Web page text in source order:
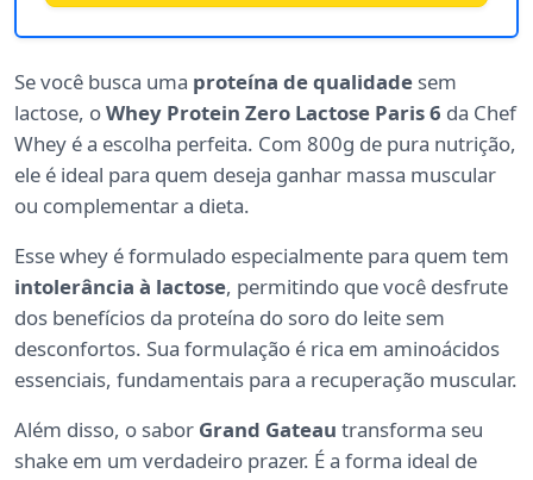
Se você busca uma proteína de qualidade sem
lactose, oWhey Protein Zero Lactose Paris 6 da Chef
Whey é a escolha perfeita. Com 800g de pura nutrição,
ele é ideal para quem deseja ganhar massa muscular
ou complementar a dieta.
Esse whey é formulado especialmente para quem tem
intolerância à lactose, permitindo que você desfrute
dos benefícios da proteína do soro do leite sem
desconfortos. Sua formulação é rica em aminoácidos
essenciais, fundamentais para a recuperação muscular.
Além disso, o sabor Grand Gateau transforma seu
shake em um verdadeiro prazer. É a forma ideal de